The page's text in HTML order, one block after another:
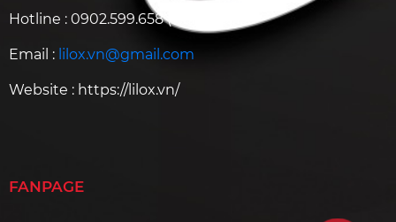
Hotline : 0902.599.658( call/zalo)
Email : lilox.vn@gmail.com
Website : https://lilox.vn/
FANPAGE